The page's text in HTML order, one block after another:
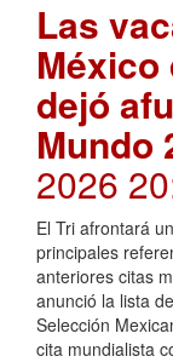
Las
dejó
Mundo
2026
El Tri afrontará
principales
anteriores citas
anunció la lista
Selección
cita mundialista